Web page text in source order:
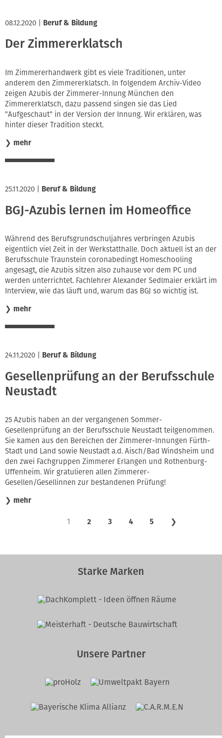
08.12.2020 Beruf & Bildung
Der Zimmererklatsch
Im Zimmererhandwerk gibt es viele Traditionen, unter
anderem den Zimmererklatsch. In folgendem Archiv-Video
zeigen Azubis der Zimmerer-Innung München den
Zimmererklatsch, dazu passend singen sie das Lied
"Aufgeschaut" in der Version der Innung. Wir erklären, was
hinter dieser Tradition steckt.
❯ mehr
25.11.2020 Beruf & Bildung
BGJ-Azubis lernen im Homeoffice
Während des Berufsgrundschuljahres verbringen Azubis
eigentlich viel Zeit in der Werkstatthalle. Doch aktuell ist an der
Berufsschule Traunstein coronabedingt Homeschooling
angesagt, die Azubis sitzen also zuhause vor dem PC und
werden unterrichtet. Fachlehrer Alexander Sedlmaier erklärt im
Interview, wie das läuft und, warum das BGJ so wichtig ist.
❯ mehr
24.11.2020 Beruf & Bildung
Gesellenprüfung an der Berufsschule
Neustadt
25 Azubis haben an der vergangenen Sommer-
Gesellenprüfung an der Berufsschule Neustadt teilgenommen.
Sie kamen aus den Bereichen der Zimmerer-Innungen Fürth-
Stadt und Land sowie Neustadt a.d. Aisch/Bad Windsheim und
den zwei Fachgruppen Zimmerer Erlangen und Rothenburg-
Uffenheim. Wir gratulieren allen Zimmerer-
Gesellen/Gesellinnen zur bestandenen Prüfung!
❯ mehr
1 2 3 4 5 ❯
Starke Marken
Unsere Partner